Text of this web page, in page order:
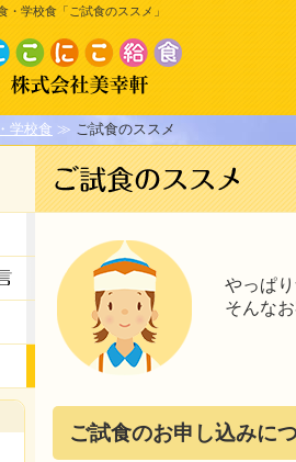
・学校食「ご試食のススメ」
学校食 ご試食のススメ
やっぱ
そんな
ご試食のお申し込みに